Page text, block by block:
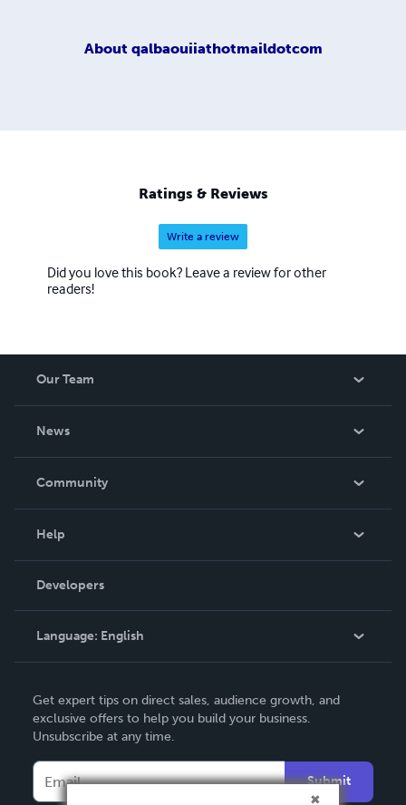
About qalbaouiiathotmaildotcom
Ratings & Reviews
Write a review
Did you love this book? Leave a review for other
readers!
Our Team
News
In The News
Community
Podcast
Help
Order Lookup
Knowledge Base
Contact Support
Developers
Language: English
Deutsch
Français
Get expert tips on direct sales, audience growth, and
exclusive offers to help you build your business.
Unsubscribe at any time.
Submit